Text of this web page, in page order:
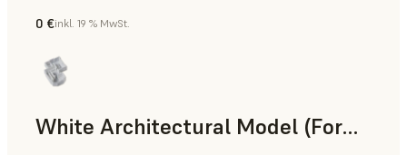
Schmuck
0 €inkl. 19 % MwSt.
White Architectural Model (Form 4)